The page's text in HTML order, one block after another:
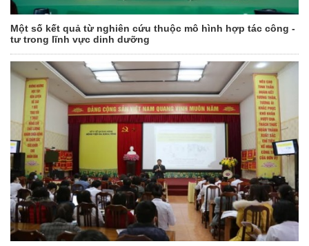
Một số kết quả từ nghiên cứu thuộc mô hình hợp tác công -
tư trong lĩnh vực dinh dưỡng